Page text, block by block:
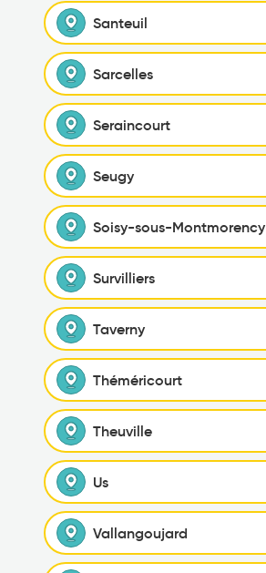
Santeuil
Sarcelles
Seraincourt
Seugy
Soisy-sous-Montmorency
Survilliers
Taverny
Théméricourt
Theuville
Us
Vallangoujard